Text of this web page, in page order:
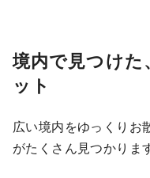
境内で見つけ
ット
広い境内をゆっくりお
がたくさん見つかりま